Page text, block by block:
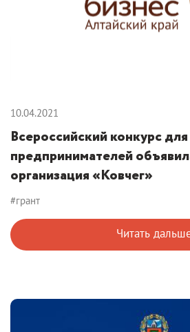
10.04.2021
Всероссийский конкурс
предпринимателей
организация «Ковчег»
#грант
Читать